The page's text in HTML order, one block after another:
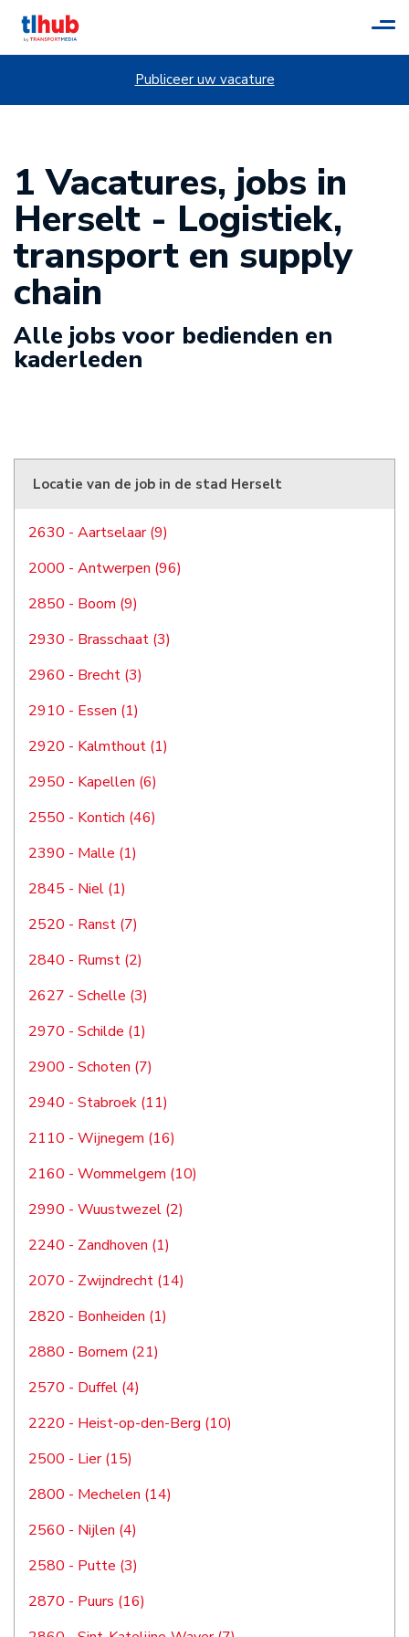
Publiceer uw vacature
1 Vacatures, jobs in
Herselt - Logistiek,
transport en supply
chain
Alle jobs voor bedienden en
kaderleden
Locatie van de job in de stad Herselt
2630 - Aartselaar (9)
2000 - Antwerpen (96)
2850 - Boom (9)
2930 - Brasschaat (3)
2960 - Brecht (3)
2910 - Essen (1)
2920 - Kalmthout (1)
2950 - Kapellen (6)
2550 - Kontich (46)
2390 - Malle (1)
2845 - Niel (1)
2520 - Ranst (7)
2840 - Rumst (2)
2627 - Schelle (3)
2970 - Schilde (1)
2900 - Schoten (7)
2940 - Stabroek (11)
2110 - Wijnegem (16)
2160 - Wommelgem (10)
2990 - Wuustwezel (2)
2240 - Zandhoven (1)
2070 - Zwijndrecht (14)
2820 - Bonheiden (1)
2880 - Bornem (21)
2570 - Duffel (4)
2220 - Heist-op-den-Berg (10)
2500 - Lier (15)
2800 - Mechelen (14)
2560 - Nijlen (4)
2580 - Putte (3)
2870 - Puurs (16)